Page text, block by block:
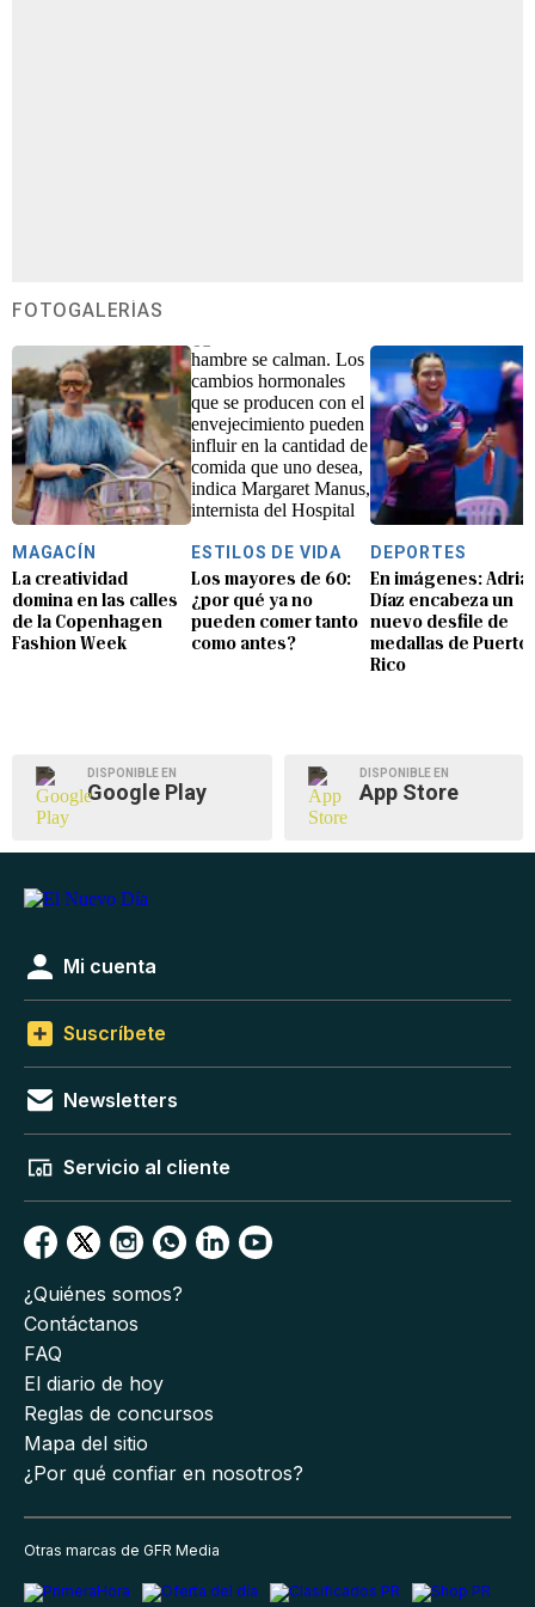
FOTOGALERÍAS
MAGACÍN
La creatividad
domina en las calles
de la Copenhagen
Fashion Week
ESTILOS DE VIDA
Los mayores de 60:
¿por qué ya no
pueden comer tanto
como antes?
DEPORTES
En imágenes:
Díaz encabeza un
nuevo desfile de
medallas de Puerto
Rico
DISPONIBLE EN
Google Play
DISPONIBLE EN
App Store
Mi cuenta
Suscríbete
Newsletters
Servicio al cliente
¿Quiénes somos?
Contáctanos
FAQ
El diario de hoy
Reglas de concursos
Mapa del sitio
¿Por qué confiar en nosotros?
Otras marcas de GFR Media